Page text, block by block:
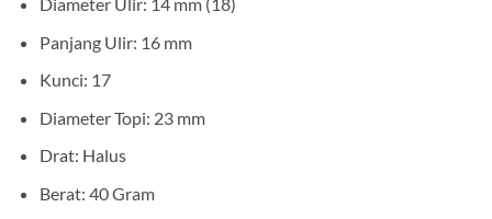
Panjang Ulir: 16 mm
Kunci: 17
Diameter Topi: 23 mm
Drat: Halus
Berat: 40 Gram